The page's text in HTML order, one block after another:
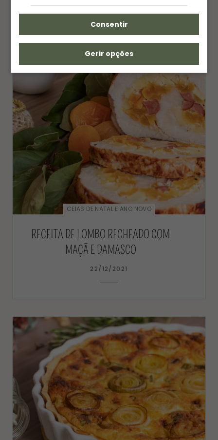
CEIAS DE NATAL E ANO NOVO
RECEITA DE LOMBO RECHEADO COM
MAÇÃ E DAMASCO
22/12/2021
Consentir
Gerir opções